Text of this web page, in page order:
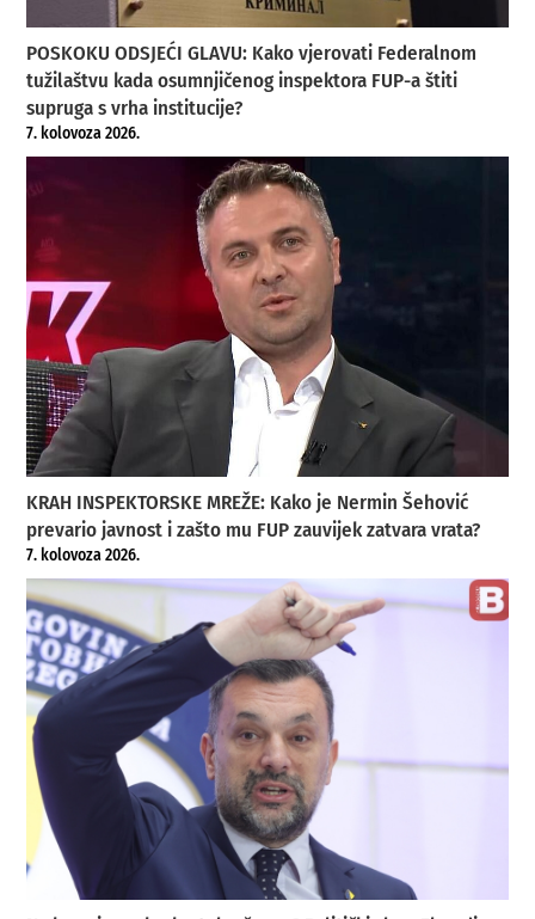
POSKOKU ODSJEĆI GLAVU: Kako vjerovati Federalnom
tužilaštvu kada osumnjičenog inspektora FUP-a štiti
supruga s vrha institucije?
7. kolovoza 2026.
KRAH INSPEKTORSKE MREŽE: Kako je Nermin Šehović
prevario javnost i zašto mu FUP zauvijek zatvara vrata?
7. kolovoza 2026.